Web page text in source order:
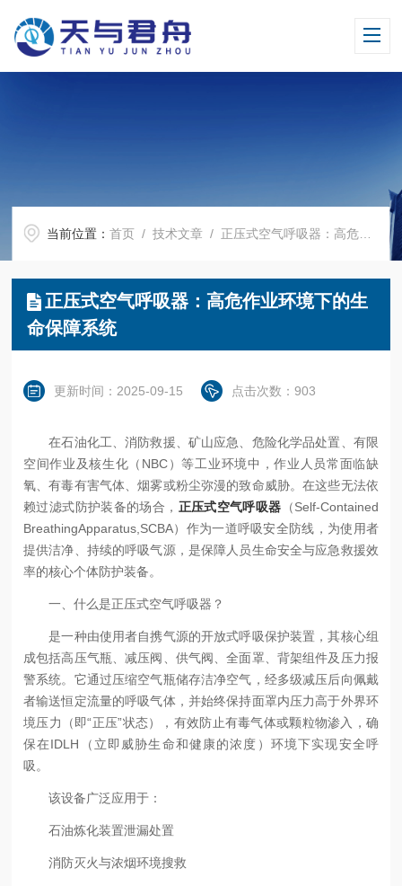
当前位置：首页 /技术文章 / 正压式空气呼吸器：高危作业环境下的生命保障系统
正压式空气呼吸器：高危作业环境下的生
命保障系统
更新时间：2025-09-15 点击次数：903
在石油化工、消防救援、矿山应急、危险化学品处置、有限
空间作业及核生化（NBC）等工业环境中，作业人员常面临缺
氧、有毒有害气体、烟雾或粉尘弥漫的致命威胁。在这些无法依
赖过滤式防护装备的场合， 正压式空气呼吸器 （Self-Contained
BreathingApparatus,SCBA）作为一道呼吸安全防线，为使用者
提供洁净、持续的呼吸气源，是保障人员生命安全与应急救援效
率的核心个体防护装备。
一、什么是正压式空气呼吸器？
是一种由使用者自携气源的开放式呼吸保护装置，其核心组
成包括高压气瓶、减压阀、供气阀、全面罩、背架组件及压力报
警系统。它通过压缩空气瓶储存洁净空气，经多级减压后向佩戴
者输送恒定流量的呼吸气体，并始终保持面罩内压力高于外界环
境压力（即“正压”状态），有效防止有毒气体或颗粒物渗入，确
保在IDLH（立即威胁生命和健康的浓度）环境下实现安全呼
吸。
该设备广泛应用于：
石油炼化装置泄漏处置
消防灭火与浓烟环境搜救